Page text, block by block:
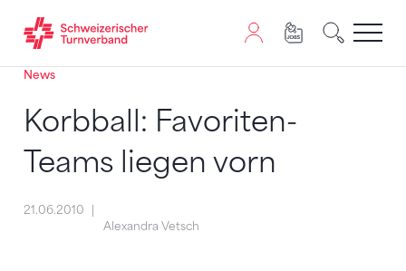
Zum Inhalt springen
Zur Sitemap navigieren
Zum Navigieren dieser Seite wird JavaScript benötigt.
News
Korbball: Favoriten-
Teams liegen vorn
21.06.2010
Alexandra Vetsch